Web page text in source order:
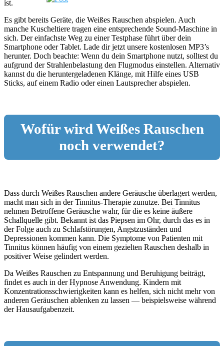
ist.
Es gibt bereits Geräte, die Weißes Rauschen abspielen. Auch
manche Kuscheltiere tragen eine entsprechende Sound-Maschine in
sich. Der einfachste Weg zu einer Testphase führt über dein
Smartphone oder Tablet. Lade dir jetzt unsere kostenlosen MP3’s
herunter. Doch beachte: Wenn du dein Smartphone nutzt, solltest du
aufgrund der Strahlenbelastung den Flugmodus einstellen. Alternativ
kannst du die heruntergeladenen Klänge, mit Hilfe eines USB
Sticks, auf einem Radio oder einen Lautsprecher abspielen.
Wofür wird Weißes Rauschen
noch verwendet?
Dass durch Weißes Rauschen andere Geräusche überlagert werden,
macht man sich in der Tinnitus-Therapie zunutze. Bei Tinnitus
nehmen Betroffene Geräusche wahr, für die es keine äußere
Schallquelle gibt. Bekannt ist das Piepsen im Ohr, durch das es in
der Folge auch zu Schlafstörungen, Angstzuständen und
Depressionen kommen kann. Die Symptome von Patienten mit
Tinnitus können häufig von einem gezielten Rauschen deshalb in
positiver Weise gelindert werden.
Da Weißes Rauschen zu Entspannung und Beruhigung beiträgt,
findet es auch in der Hypnose Anwendung. Kindern mit
Konzentrationsschwierigkeiten kann es helfen, sich nicht mehr von
anderen Geräuschen ablenken zu lassen — beispielsweise während
der Hausaufgabenzeit.